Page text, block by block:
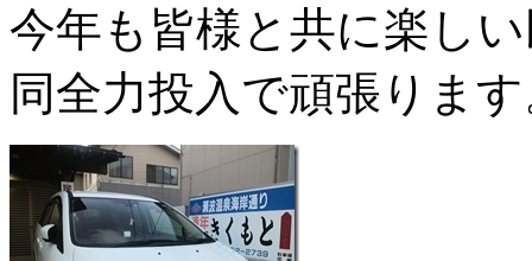
今年も皆様と共に楽し
同全力投入で頑張りま